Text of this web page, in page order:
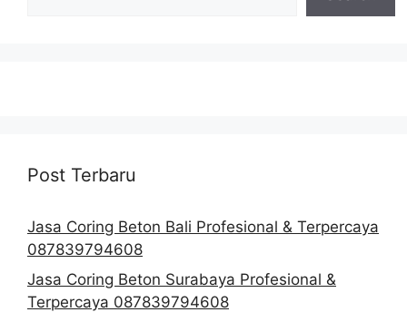
Post Terbaru
Jasa Coring Beton Bali Profesional & Terpercaya
087839794608
Jasa Coring Beton Surabaya Profesional &
Terpercaya 087839794608